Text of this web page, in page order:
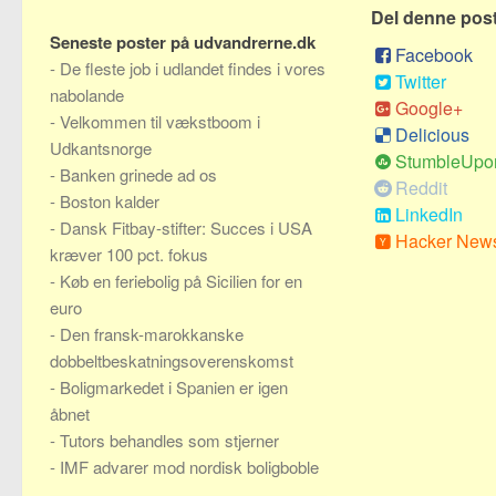
Del denne
Facebook
Twitter
Google+
Delicious
Reddit
LinkedIn
Hacker
Seneste poster på udvandrerne.dk
- De fleste job i udlandet findes i vores
nabolande
-Velkommen til vækstboom i
Udkantsnorge
- Banken grinede ad os
- Boston kalder
- Dansk Fitbay-stifter: Succes i USA
kræver 100 pct. fokus
- Køb en feriebolig på Sicilien for en
euro
- Den fransk-marokkanske
dobbeltbeskatningsoverenskomst
- Boligmarkedet i Spanien er igen
åbnet
-Tutors behandles som stjerner
- IMF advarer mod nordisk boligboble